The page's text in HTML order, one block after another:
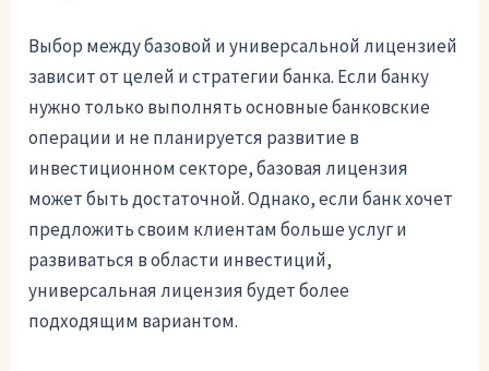
Выбор между базовой и универсальной лицензией
зависит от целей и стратегии банка. Если банку
нужно только выполнять основные банковские
операции и не планируется развитие в
инвестиционном секторе, базовая лицензия
может быть достаточной. Однако, если банк хочет
предложить своим клиентам больше услуг и
развиваться в области инвестиций,
универсальная лицензия будет более
подходящим вариантом.